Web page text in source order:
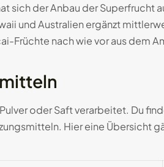
sich der Anbau der
und Australien ergänzt
Früchte nach wie vor aus dem
oder Saft verarbeitet. Du
Hier eine Übersicht